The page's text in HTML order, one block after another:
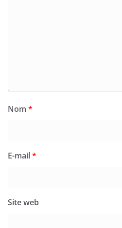
Nom *
E-mail*
Site web